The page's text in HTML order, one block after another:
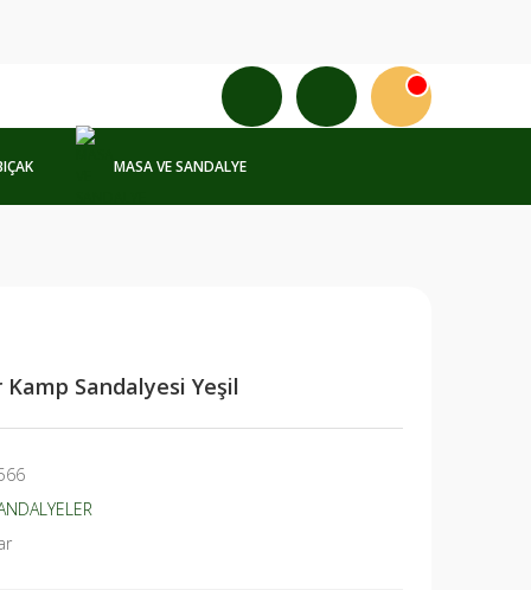
MASA VE SANDALYE
Sandalyesi Yeşil